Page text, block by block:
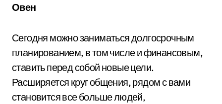
Овен
Сегодня можно заниматься долгосрочным
планированием, в том числе и финансовым,
ставить перед собой новые цели.
Расширяется круг общения, рядом с вами
становится все больше людей,